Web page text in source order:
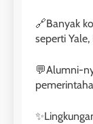
🔗Banyak
seperti
💬Alumni-